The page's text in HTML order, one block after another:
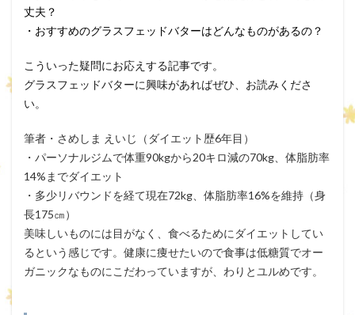
丈夫？
・おすすめのグラスフェッドバターはどんなものがあるの？
こういった疑問にお応えする記事です。
グラスフェッドバターに興味があればぜひ、お読みくださ
い。
筆者・さめしま えいじ（ダイエット歴6年目）
・パーソナルジムで体重90kgから20キロ減の70kg、体脂肪率
14%までダイエット
・多少リバウンドを経て現在72kg、体脂肪率16%を維持（身
長175㎝）
美味しいものには目がなく、食べるためにダイエットしてい
るという感じです。健康に痩せたいので食事は低糖質でオー
ガニックなものにこだわっていますが、わりとユルめです。